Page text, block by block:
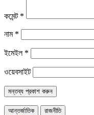
কমেন্ট *
নাম *
ইমেইল *
ওয়েবসাইট
আন্তর্জাতিক রাজনীতি